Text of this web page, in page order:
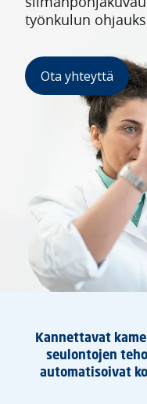
työnkulun
Ota yhteyttä
Kannettavat
seulontojen
automatisoivat